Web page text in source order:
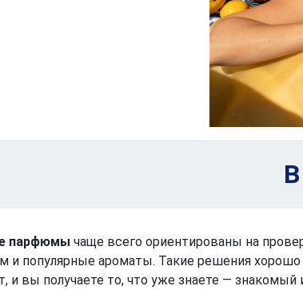
парфюмы чаще всего ориентированы на
и популярные ароматы. Такие решения хорошо
и вы получаете то, что уже знаете — знакомый